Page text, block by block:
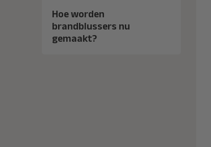
Hoe worden
brandblussers nu
gemaakt?